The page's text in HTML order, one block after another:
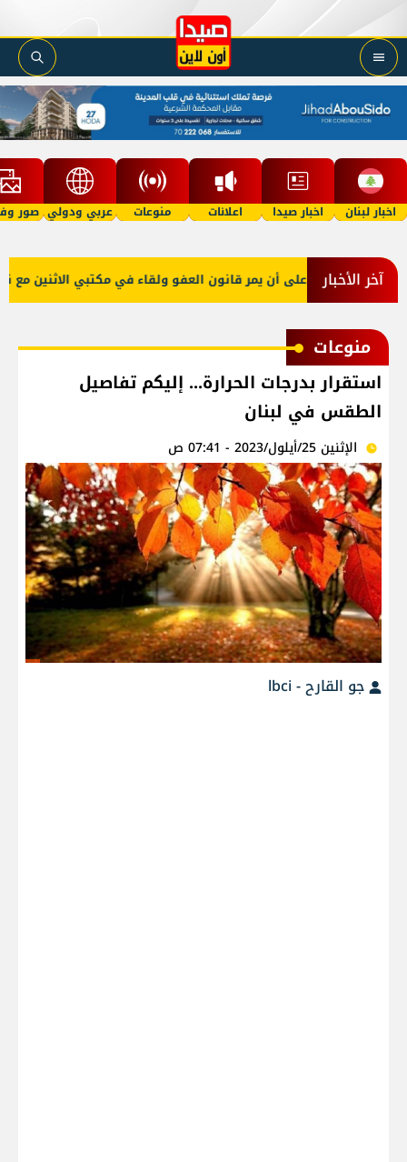
اخبار لبنان اخبار صيدا اعلانات منوعات عربي ودولي صور
آخر الأخبار
صعب: إصرار على أن يمر قانون العفو ولقاء في مكتبي الاثنين مع
منوعات
استقرار بدرجات الحرارة... إليكم تفاصيل
الطقس في لبنان
الإثنين 25/أيلول/2023 - 07:41 ص
جو القارح - lbci